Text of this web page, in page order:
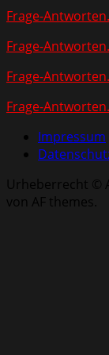
Frage-
Frage-
Frage-
Frage-
Impressum
Urheberrecht ©
von AF themes.